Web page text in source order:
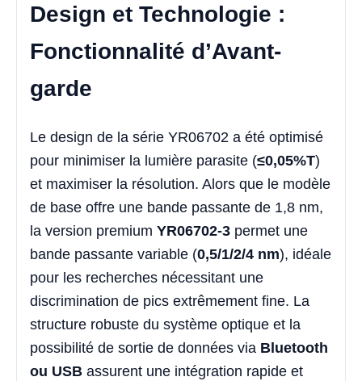
Design et Technologie :
Fonctionnalité d’Avant-
garde
Le design de la série YR06702 a été optimisé
pour minimiser la lumière parasite (≤0,05%T)
et maximiser la résolution. Alors que le modèle
de base offre une bande passante de 1,8 nm,
la version premium YR06702-3 permet une
bande passante variable (0,5/1/2/4 nm), idéale
pour les recherches nécessitant une
discrimination de pics extrêmement fine. La
structure robuste du système optique et la
possibilité de sortie de données via Bluetooth
ou USB assurent une intégration rapide et